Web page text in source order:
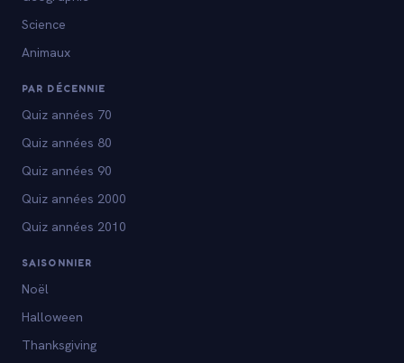
Science
Animaux
PAR DÉCENNIE
Quiz années 70
Quiz années 80
Quiz années 90
Quiz années 2000
Quiz années 2010
SAISONNIER
Noël
Halloween
Thanksgiving